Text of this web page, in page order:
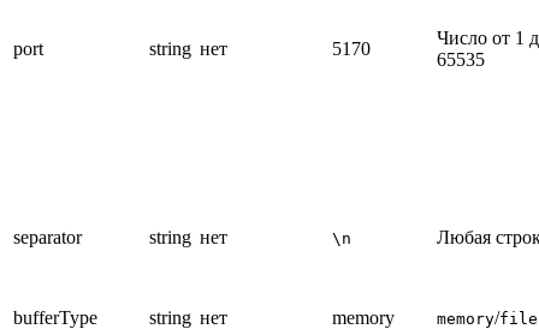
port string нет 5170
Число от 1
65535
separator string нет \n Любая
bufferType string нет memory memory/